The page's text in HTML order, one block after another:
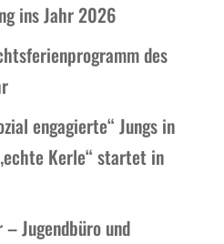
ins Jahr 2026
des
engagierte“ Jungs in
Kerle“ startet in
Jugendbüro und